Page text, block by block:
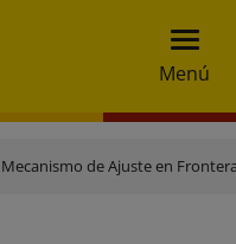
Menú
Mecanismo de Ajuste en